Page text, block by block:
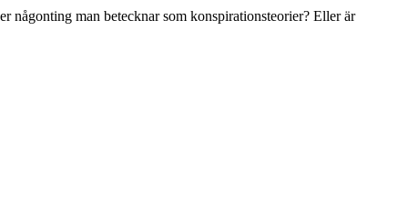
någonting man betecknar som konspirationsteorier? Eller är